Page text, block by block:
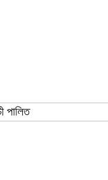
পালিত